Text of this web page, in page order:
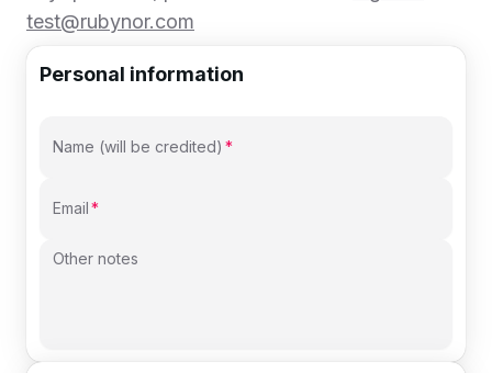
test@rubynor.com
Personal information
Name (will be credited)
Email
Other notes